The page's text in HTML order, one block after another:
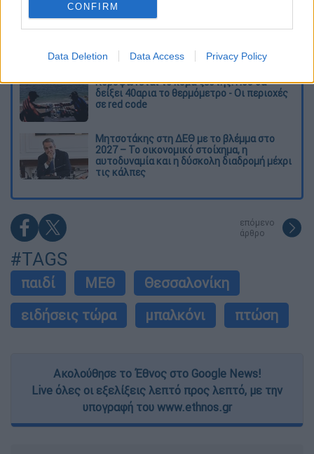
CONFIRM
Data Deletion Data Access Privacy Policy
Κορυφώνεται το κύμα ζέστης: Πού θα
δείξει 40αρια το θερμόμετρο - Οι περιοχές
σε red code
Μητσοτάκης στη ΔΕΘ με το βλέμμα στο
2027 – Το οικονομικό στοίχημα, η
αυτοδυναμία και η δύσκολη διαδρομή μέχρι
τις κάλπες
επόμενο
άρθρο
#TAGS
παιδί ΜΕΘ
Θεσσαλονίκη
ειδήσεις τώρα
μπαλκόνι πτώση
Ακολούθησε το Έθνος στο Google News!
Live όλες οι εξελίξεις λεπτό προς λεπτό, με την
υπογραφή του www.ethnos.gr